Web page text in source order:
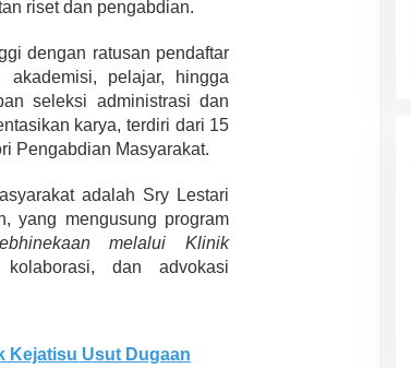
riset dan pengabdian.
dengan ratusan pendaftar
pelajar, hingga
seleksi administrasi dan
karya, terdiri dari 15
Pengabdian Masyarakat.
adalah Sry Lestari
, yang mengusung program
melalui Klinik
dan advokasi
Kejatisu Usut Dugaan
Kirk di
Demonstrasi Gen-Z Guncang